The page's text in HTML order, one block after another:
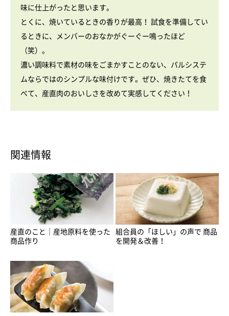
味に仕上がったと思います。
とくに、焼いているときの香りが最高！ 試食を準備してい
るときに、メンバーのおなかがぐーぐー鳴ったほど
（笑）。
濃い調味料で素材の味をごまかすことのない、パルシステ
ムならではのシンプルな味付けです。ぜひ、焼きたてを食
べて、産直肉のおいしさを改めて実感してください！
関連情報
産直のこと｜産地原料を使った
商品作り
組合員の「ほしい」の声で 商品
を開発＆改善！